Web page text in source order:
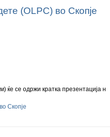
(OLPC) во Скопје
ќе се одржи кратка презентација н
Скопје